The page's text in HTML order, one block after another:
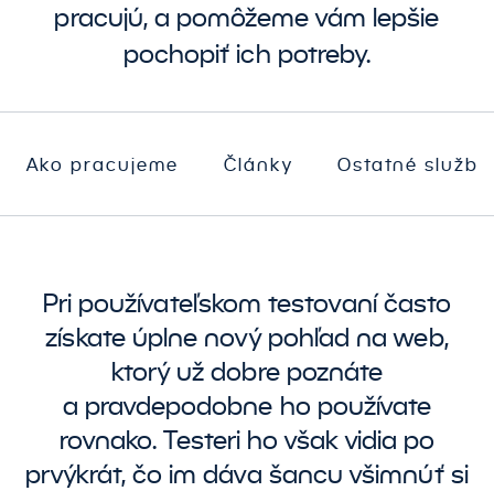
pracujú, a pomôžeme vám lepšie
pochopiť ich potreby.
Ako pracujeme Články Ostatné služby
Pri používateľskom testovaní často
získate úplne nový pohľad na web,
ktorý už dobre poznáte
a pravdepodobne ho používate
rovnako. Testeri ho však vidia po
prvýkrát, čo im dáva šancu všimnúť si